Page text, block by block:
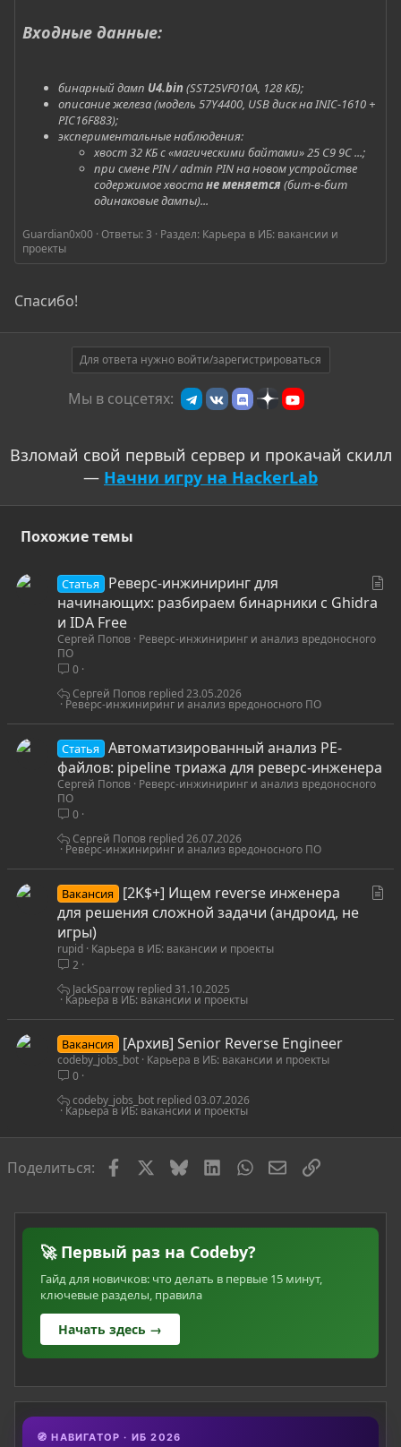
Входные данные:​
бинарный дамп U4.bin (SST25VF010A, 128 КБ);
описание железа (модель 57Y4400, USB диск на INIC-1610 +
PIC16F883);
экспериментальные наблюдения:
хвост 32 КБ с «магическими байтами» 25 C9 9C ...;
при смене PIN / admin PIN на новом устройстве
содержимое хвостане меняется(бит-в-бит
одинаковые дампы)...
Guardian0x00 Ответы: 3 Раздел: Карьера в ИБ: вакансии и
проекты
Спасибо!
Для ответа нужно войти/зарегистрироваться
Мы в соцсетях:
Взломай свой первый сервер и прокачай скилл
— Начни игру на HackerLab
Похожие темы
Статья
Реверс-инжиниринг для
начинающих: разбираем бинарники с Ghidra
и IDA Free
Сергей Попов Реверс-инжиниринг и анализ вредоносного
ПО
0
Реверс-инжиниринг и анализ вредоносного ПО
23.05.2026
Сергей Попов
Статья
Автоматизированный анализ PE-
файлов: pipeline триажа для реверс-инженера
Сергей Попов Реверс-инжиниринг и анализ вредоносного
ПО
0
Реверс-инжиниринг и анализ вредоносного ПО
26.07.2026
Сергей Попов
Вакансия
[2K$+] Ищем reverse инженера
для решения сложной задачи (андроид, не
игры)
rupid Карьера в ИБ: вакансии и проекты
2
Карьера в ИБ: вакансии и проекты
31.10.2025
JackSparrow
Вакансия [Архив] Senior Reverse Engineer
codeby_jobs_bot Карьера в ИБ: вакансии и проекты
0
Карьера в ИБ: вакансии и проекты
03.07.2026
codeby_jobs_bot
Поделиться: FacebookBlueskyLinkedInWhatsAppЭлектронная
Ссылка
🚀 Первый раз на Codeby?
Гайд для новичков: что делать в первые 15 минут,
ключевые разделы, правила
Начать здесь →
🧭 НАВИГАТОР · ИБ 2026